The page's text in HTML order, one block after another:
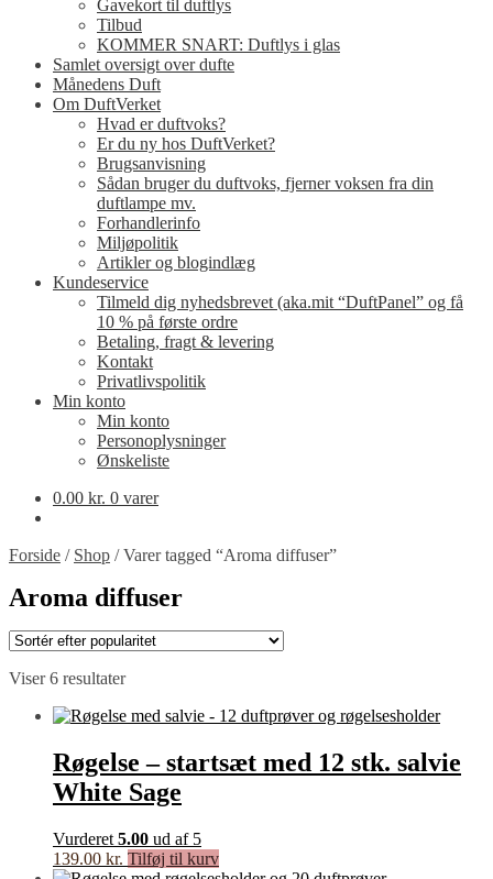
Gavekort til duftlys
Tilbud
KOMMER SNART: Duftlys i glas
Samlet oversigt over dufte
Månedens Duft
Om DuftVerket
Hvad er duftvoks?
Er du ny hos DuftVerket?
Brugsanvisning
Sådan bruger du duftvoks, fjerner voksen fra din
duftlampe mv.
Forhandlerinfo
Miljøpolitik
Artikler og blogindlæg
Kundeservice
Tilmeld dig nyhedsbrevet (aka.mit “DuftPanel” og få
10 % på første ordre
Betaling, fragt & levering
Kontakt
Privatlivspolitik
Min konto
Min konto
Personoplysninger
Ønskeliste
0.00 kr. 0 varer
Forside / Shop /Varer tagged “Aroma diffuser”
Aroma diffuser
Viser 6 resultaterSorteret
popularitet
Røgelse – startsæt med 12 stk. salvie
White Sage
Vurderet 5.00 ud af 5
139.00 kr. Tilføj til kurv